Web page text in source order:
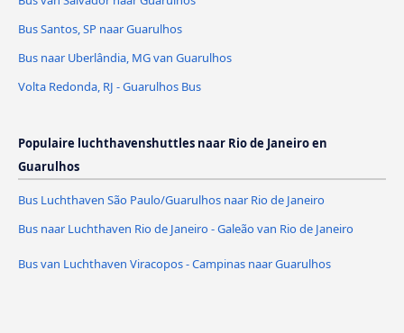
Bus Santos, SP naar Guarulhos
Bus naar Uberlândia, MG van Guarulhos
Volta Redonda, RJ - Guarulhos Bus
Populaire luchthavenshuttles naar Rio de Janeiro en
Guarulhos
Bus Luchthaven São Paulo/Guarulhos naar Rio de Janeiro
Bus naar Luchthaven Rio de Janeiro - Galeão van Rio de Janeiro
Bus van Luchthaven Viracopos - Campinas naar Guarulhos